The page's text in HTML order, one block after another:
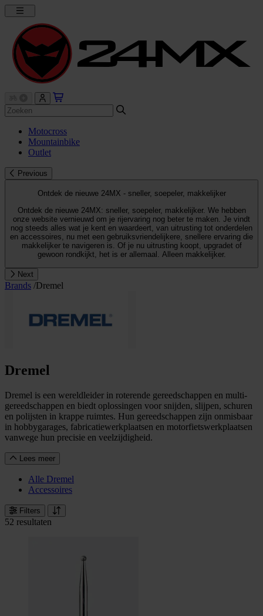
Motocross
Mountainbike
Outlet
Previous
Ontdek de nieuwe 24MX - sneller, soepeler, makkelijker
Ontdek de nieuwe 24MX: sneller, soepeler, makkelijker. We hebben
onze website vernieuwd om je rijervaring nog beter te maken. Je vindt
nog steeds alles wat je kent en waardeert, van uitrusting tot onderdelen
en accessoires, nu met een gebruiksvriendelijkere, snellere ervaring die
makkelijker te navigeren is. Of je nu uitrusting koopt, upgradet of
gewoon rondkijkt, het is er allemaal. Alleen makkelijker.
Next
Brands /Dremel
Dremel
Dremel is een wereldleider in roterende gereedschappen en multi-
gereedschappen en biedt oplossingen voor snijden, slijpen, schuren
en polijsten in krappe ruimtes. Hun gereedschappen zijn onmisbaar
in hobbygarages, fabricatiewerkplaatsen en motorfietswerkplaatsen
vanwege hun precisie en veelzijdigheid.
Lees meer
Alle Dremel
Accessoires
Filters
52 resultaten